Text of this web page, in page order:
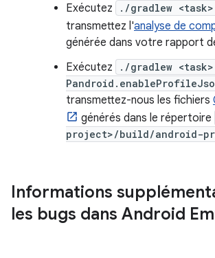
Exécutez
./gradlew
transmettez l'analyse de
générée dans votre rapport
Exécutez
./gradlew
transmettez-nous les fichiers
générés dans le répertoire
project>/build/android-
Informations
les bugs dans Android